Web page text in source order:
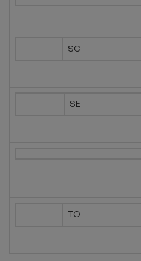
SC
SE
TO